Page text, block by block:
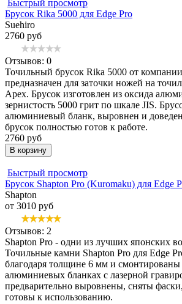
Быстрый просмотр
Брусок Rika 5000 для Edge Pro
Suehiro
2760 руб
Отзывов: 0
Точильный брусок Rika 5000 от
предназначен для заточки ножей на
Apex. Брусок изготовлен из оксида
зернистость 5000 грит по шкале JIS.
алюминиевый бланк, выровнен и
брусок полностью готов к работе.
2760 руб
В корзину
Быстрый просмотр
Брусок Shapton Pro (Kuromaku) для Edge
Shapton
от 3010 руб
Отзывов: 2
Shapton Pro - одни из лучших японских
Точильные камни Shapton Pro для Edge
благодаря толщине 6 мм и
алюминиевых бланках с лазерной
предварительно выровнены, сняты
готовы к использованию.